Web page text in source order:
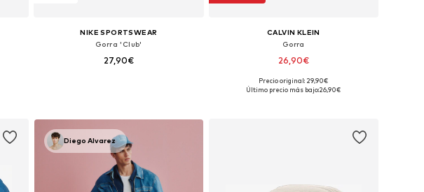
NIKE SPORTSWEAR
Gorra 'Club'
27,90€
CALVIN KLEIN
Gorra
26,90€
Tallas disponibles: 55-60
Precio original: 29,90€
Último precio más bajo:26,90€
Diego Alvarez